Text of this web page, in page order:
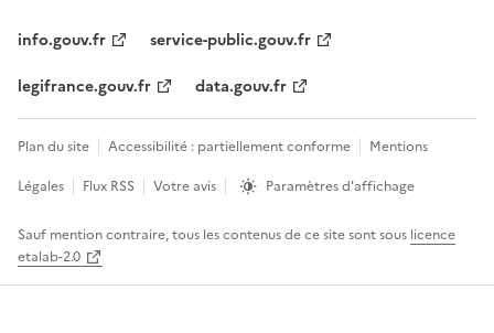
info.gouv.fr
service-public.gouv.fr
legifrance.gouv.fr
data.gouv.fr
Plan du site Accessibilité : partiellement conforme
Mentions
Légales
Flux RSS Votre avis Paramètres d'affichage
Sauf mention contraire, tous les contenus de ce site sont sous licence
etalab-2.0